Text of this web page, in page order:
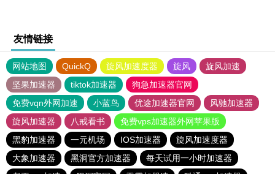
友情链接
网站地图 QuickQ 旋风加速度器 旋风
旋风加速
坚果加速器
tiktok加速器
狗急加速器官网
免费vqn外网加速
小蓝鸟 优途加速器官网
风驰加速器
旋风加速器
八戒看书
免费vps加速器外网苹果版
黑豹加速器
一元机场 IOS加速器
旋风加速度器
大象加速器
黑洞官方加速器
每天试用一小时加速器